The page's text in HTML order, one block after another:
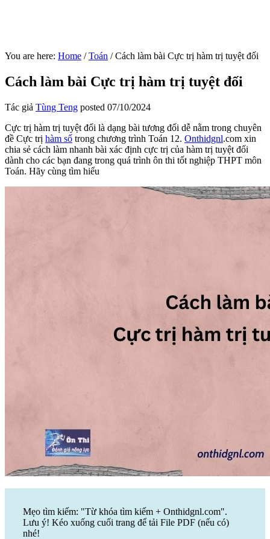
You are here: Home / Toán /Cách làm bài Cực trị hàm trị tuyệt đối
Cách làm bài Cực trị hàm trị tuyệt đối
Tác giả Tùng Teng posted 07/10/2024
Cực trị hàm trị tuyệt đối là dạng bài tương đối dễ nằm trong chuyên
đề Cực trị hàm số trong chương trình Toán 12. Onthidgnl.com xin
chia sẻ cách làm nhanh bài xác định cực trị của hàm trị tuyệt đối
dành cho các bạn đang trong quá trình ôn thi tốt nghiệp THPT môn
Toán. Hãy cùng tìm hiểu
Mẹo tìm kiếm: "Từ khóa tìm kiếm + Onthidgnl.com".
Lưu ý! Kéo xuống cuối trang để tải File PDF (nếu có)
nhé!